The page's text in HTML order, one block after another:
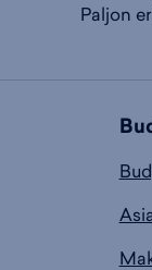
Paljon